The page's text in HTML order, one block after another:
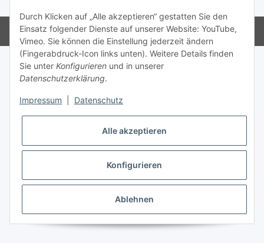
Powered byJTL-Shop
Durch Klicken auf „Alle akzeptieren“ gestatten Sie den
Einsatz folgender Dienste auf unserer Website: YouTube,
Vimeo. Sie können die Einstellung jederzeit ändern
(Fingerabdruck-Icon links unten). Weitere Details finden
Sie unter Konfigurieren und in unserer
Datenschutzerklärung.
Impressum Datenschutz
Alle akzeptieren
Konfigurieren
Ablehnen